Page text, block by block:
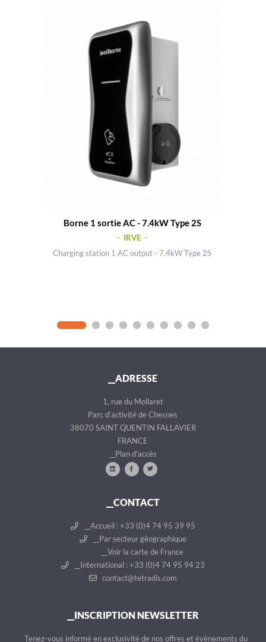
Borne 1 sortie AC - 7.4kW Type 2S
- IRVE -
Charging station 1 AC output - 7.4kW Type 2S
__ADRESSE
1, rue du Mollaret
Parc d'activité de Chesnes
38070 SAINT QUENTIN FALLAVIER
FRANCE
__Plan d'accès
__CONTACT
__Accueil : +33 (0)4 74 95 39 95
__Par secteur géographique
__Voir la carte de France
__International : +33 (0)4 74 95 94 23
contact@tetradis.com
__INSCRIPTION NEWSLETTER
__Tenez-vous informé en exclusivité de nos offres et évènements du